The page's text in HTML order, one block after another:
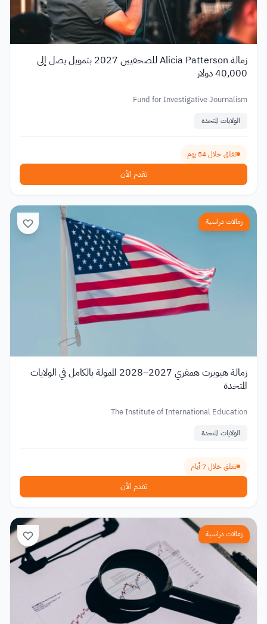
زمالة Alicia Patterson للصحفيين 2027 بتمويل يصل إلى
40,000 دولار
Fund for Investigative Journalism
الولايات المتحدة
تغلق خلال 54 يوم
تقدم الآن
زمالات دراسية
زمالة هيوبرت همفري 2027–2028 الممولة بالكامل في الولايات
المتحدة
The Institute of International Education
الولايات المتحدة
تغلق خلال 7 أيام
تقدم الآن
زمالات دراسية